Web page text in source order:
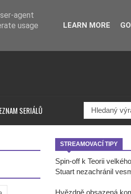
SERIÁLŮ
STREAMOVACÍ TIPY
Spin-off k Teorii
Stuart nezachránil
Hvězdně obsazená
agent
usage
LEARN MORE